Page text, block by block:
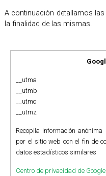
A continuación detallamos
la finalidad de las mismas.
__utma
__utmb
__utmc
__utmz
Recopila información
por el sitio web con el fin de
datos estadísticos similares
Centro de privacidad de Google